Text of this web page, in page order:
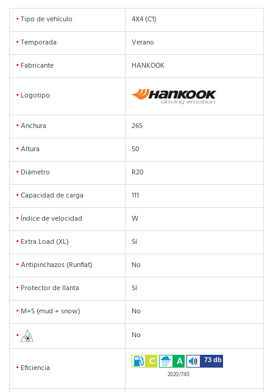
•Tipo de vehículo
4X4 (C1)
•Temporada
Verano
• Fabricante HANKOOK
• Logotipo
•Anchura
265
•Altura
50
• Diámetro
R20
•Capacidad de carga
111
• Índice de velocidad
W
• Extra Load (XL)
Sí
•Antipinchazos (Runflat)
No
• Protector de llanta
Sí
• M+S (mud + snow) No
• No
• Eficiencia
C A 73 db
2020/740